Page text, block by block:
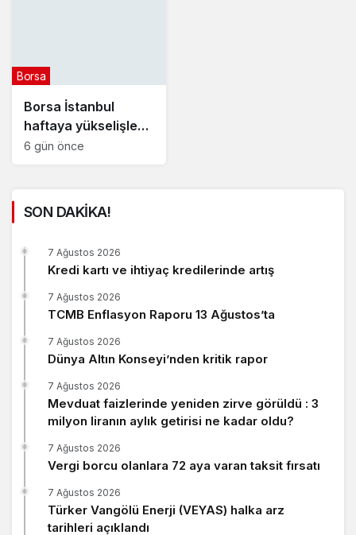
Borsa İstanbul
haftaya yükselişle
başladı – 3 Ağustos
Borsa
6 gün önce
SON DAKİKA!
Kredi kartı ve ihtiyaç kredilerinde artış
7 Ağustos 2026
TCMB Enflasyon Raporu 13 Ağustos’ta
7 Ağustos 2026
Dünya Altın Konseyi’nden kritik rapor
7 Ağustos 2026
Mevduat faizlerinde yeniden zirve görüldü : 3
milyon liranın aylık getirisi ne kadar oldu?
7 Ağustos 2026
Vergi borcu olanlara 72 aya varan taksit fırsatı
7 Ağustos 2026
Türker Vangölü Enerji (VEYAS) halka arz
tarihleri açıklandı
7 Ağustos 2026